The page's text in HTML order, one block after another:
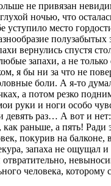
не привязан
ночью, что
уступило место
вернулись спустя
любые запахи, а не
я бы ни за что не
боли. А я-то
а потом резко
руки и ноги особо
раз… А вот и
раньше, а пять! Ради
покурив на
запаха не ощущал
человека,